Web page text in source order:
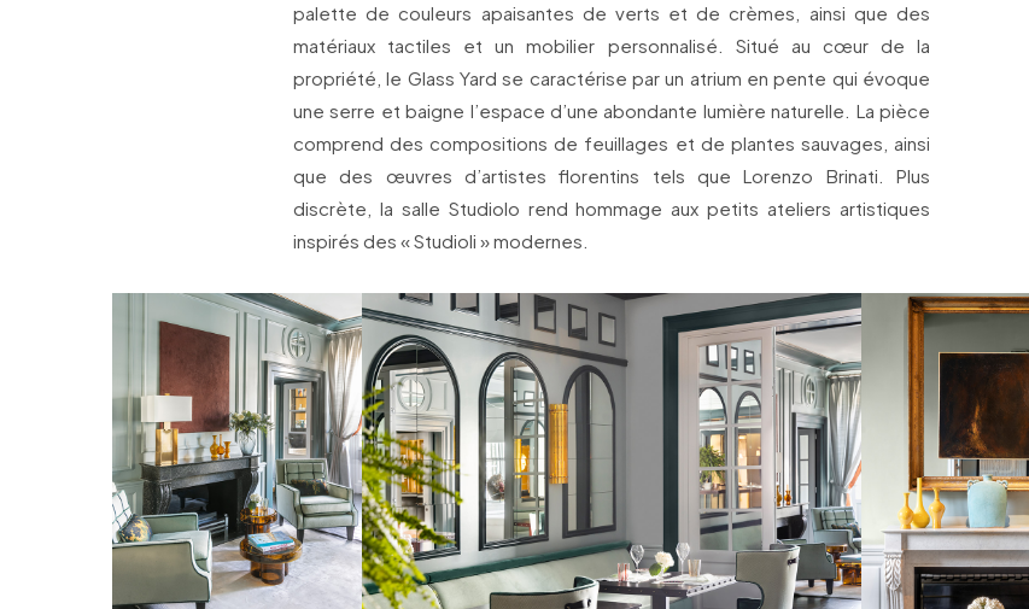
palette de couleurs apaisantes de verts et de crèmes, ainsi que des
matériaux tactiles et un mobilier personnalisé. Situé au cœur de la
propriété, le Glass Yard se caractérise par un atrium en pente qui évoque
une serre et baigne l’espace d’une abondante lumière naturelle. La pièce
comprend des compositions de feuillages et de plantes sauvages, ainsi
que des œuvres d’artistes florentins tels que Lorenzo Brinati. Plus
discrète, la salle Studiolo rend hommage aux petits ateliers artistiques
inspirés des « Studioli » modernes.